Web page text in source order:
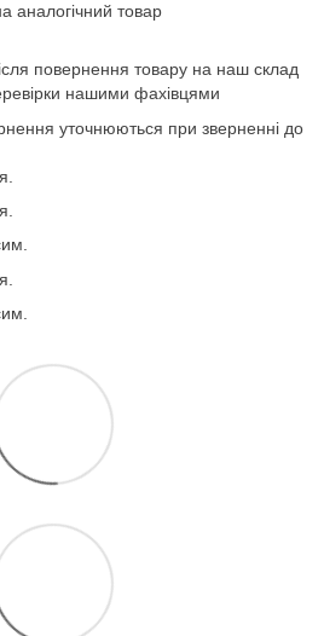
аналогічний товар
повернення товару на наш склад
нашими фахівцями
уточнюються при зверненні до